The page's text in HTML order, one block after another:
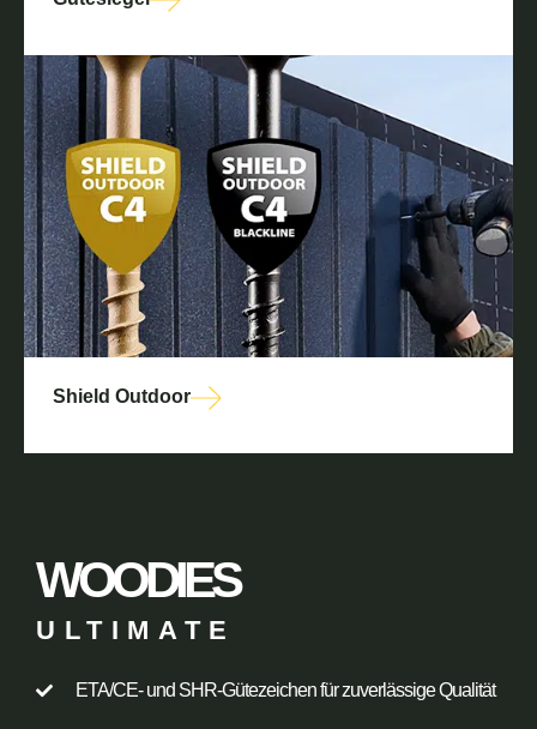
Shield Outdoor
WOODIES
ULTIMATE
ETA/CE- und SHR-Gütezeichen für zuverlässige Qualität